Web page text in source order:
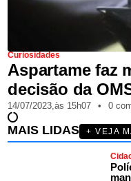
Curiosidades
Aspartame faz
decisão da
14/07/2023,às 15h07 • 0
MAIS LIDAS + VEJA